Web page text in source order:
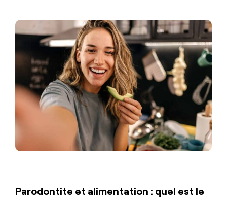
Parodontite et alimentation : quel est le